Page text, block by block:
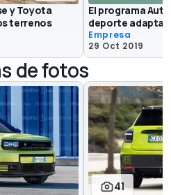
y Toyota
terrenos
El programa
deporte
Empresa
29 Oct 2019
de fotos
41